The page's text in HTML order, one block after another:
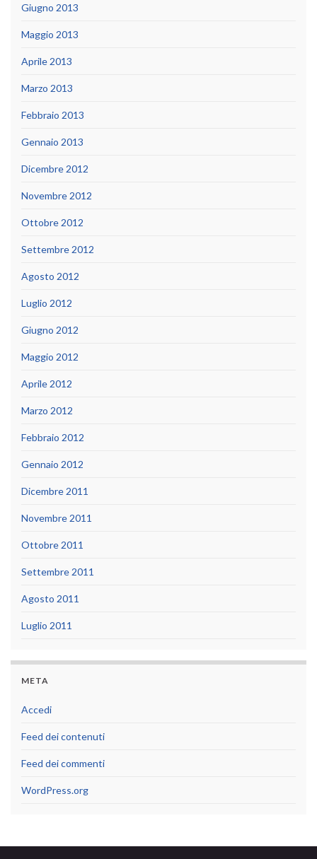
Giugno 2013
Maggio 2013
Aprile 2013
Marzo 2013
Febbraio 2013
Gennaio 2013
Dicembre 2012
Novembre 2012
Ottobre 2012
Settembre 2012
Agosto 2012
Luglio 2012
Giugno 2012
Maggio 2012
Aprile 2012
Marzo 2012
Febbraio 2012
Gennaio 2012
Dicembre 2011
Novembre 2011
Ottobre 2011
Settembre 2011
Agosto 2011
Luglio 2011
META
Accedi
Feed dei contenuti
Feed dei commenti
WordPress.org